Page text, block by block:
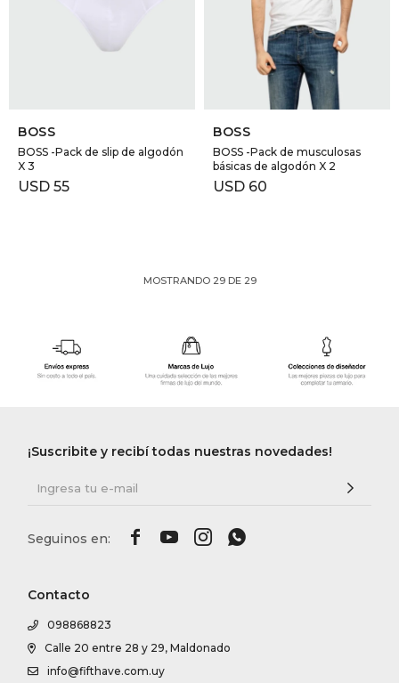
BOSS
BOSS -Pack de slip de algodón
X 3
USD 55
SELECCIONAR TALLE
BOSS
BOSS -Pack de musculosas
básicas de algodón X 2
USD 60
MOSTRANDO 29DE 29
Contacto
098868823
Calle 20 entre 28 y 29, Maldonado
info@fifthave.com.uy
¡Suscribite y recibí todas nuestras novedades!
   